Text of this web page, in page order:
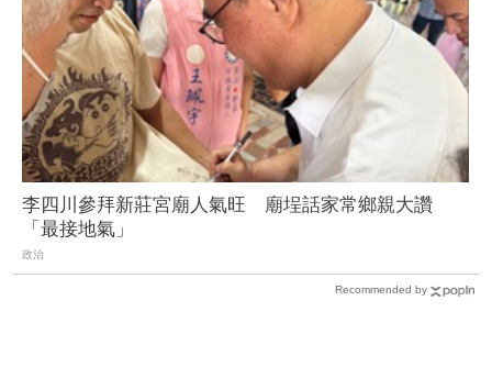
李四川參拜新莊宮廟人氣旺 廟埕話家常鄉親大讚
「最接地氣」
政治
Recommended by